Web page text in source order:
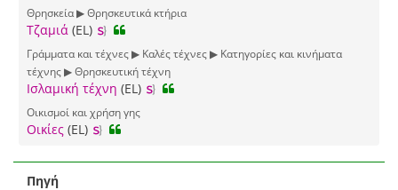
Θρησκεία ▶ Θρησκευτικά κτήρια
Τζαμιά (EL)
Γράμματα και τέχνες ▶ Καλές τέχνες ▶ Κατηγορίες και κινήματα
τέχνης ▶ Θρησκευτική τέχνη
Ισλαμική τέχνη (EL)
Οικισμοί και χρήση γης
Οικίες (EL)
Πηγή